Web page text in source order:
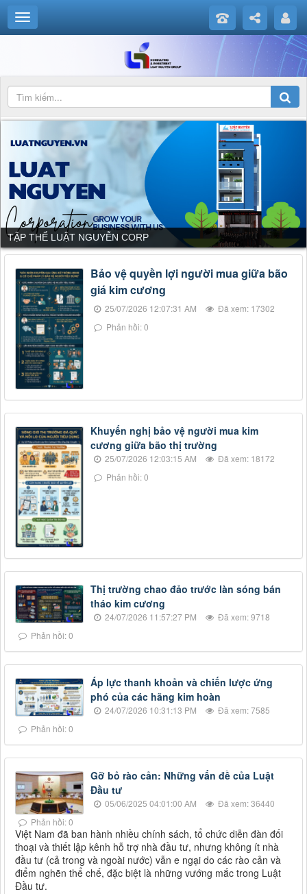
TẬP THỂ LUẬT NGUYỄN CORP
Bảo vệ quyền lợi người mua giữa bão
giá kim cương
25/07/2026 12:07:31 AM
Đã xem: 17302
Phản hồi: 0
Khuyến nghị bảo vệ người mua kim
cương giữa bão thị trường
25/07/2026 12:03:15 AM
Đã xem: 18172
Phản hồi: 0
Thị trường chao đảo trước làn sóng bán
tháo kim cương
24/07/2026 11:57:27 PM
Đã xem: 9718
Phản hồi: 0
Áp lực thanh khoản và chiến lược ứng
phó của các hãng kim hoàn
24/07/2026 10:31:13 PM
Đã xem: 7585
Phản hồi: 0
Gỡ bỏ rào cản: Những vấn đề của Luật
Đầu tư
05/06/2025 04:01:00 AM
Đã xem: 36440
Phản hồi: 0
Việt Nam đã ban hành nhiều chính sách, tổ chức diễn đàn đối
thoại và thiết lập kênh hỗ trợ nhà đầu tư, nhưng không ít nhà
đầu tư (cả trong và ngoài nước) vẫn e ngại do các rào cản và
điểm nghẽn thể chế, đặc biệt là những vướng mắc trong Luật
Đầu tư.